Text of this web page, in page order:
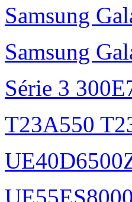
Samsung
Samsung
Série 3
T23A550